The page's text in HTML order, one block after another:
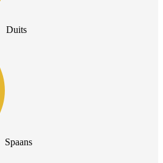
Duits
Spaans